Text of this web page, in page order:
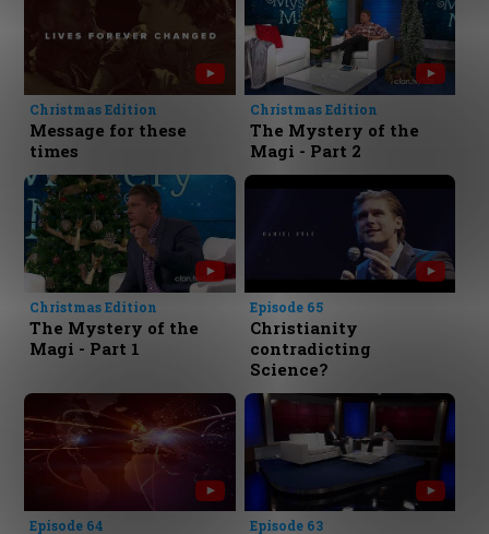
Christmas Edition
Message for these
times
Christmas Edition
The Mystery of the
Magi - Part 2
Christmas Edition
The Mystery of the
Magi - Part 1
Episode 65
Christianity
contradicting
Science?
Episode 64 Episode 63